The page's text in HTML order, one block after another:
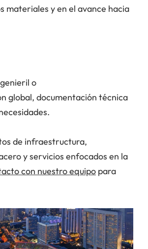
materiales y en el avance hacia
o
global, documentación técnica
de infraestructura,
y servicios enfocados en la
con nuestro equipo para